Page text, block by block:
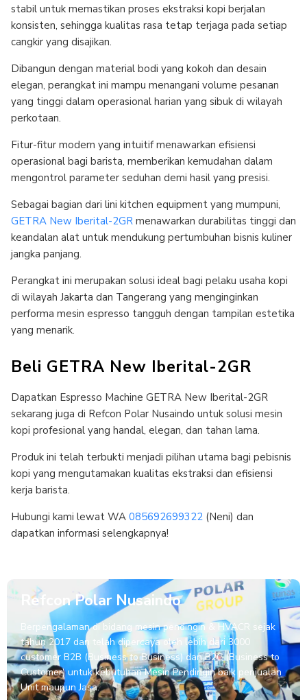
stabil untuk memastikan proses ekstraksi kopi berjalan
konsisten, sehingga kualitas rasa tetap terjaga pada setiap
cangkir yang disajikan.
Dibangun dengan material bodi yang kokoh dan desain
elegan, perangkat ini mampu menangani volume pesanan
yang tinggi dalam operasional harian yang sibuk di wilayah
perkotaan.
Fitur-fitur modern yang intuitif menawarkan efisiensi
operasional bagi barista, memberikan kemudahan dalam
mengontrol parameter seduhan demi hasil yang presisi.
Sebagai bagian dari lini kitchen equipment yang mumpuni,
GETRA New Iberital-2GRmenawarkan durabilitas tinggi dan
keandalan alat untuk mendukung pertumbuhan bisnis kuliner
jangka panjang.
Perangkat ini merupakan solusi ideal bagi pelaku usaha kopi
di wilayah Jakarta dan Tangerang yang menginginkan
performa mesin espresso tangguh dengan tampilan estetika
yang menarik.
Beli GETRA New Iberital-2GR
Dapatkan Espresso Machine GETRA New Iberital-2GR
sekarang juga di Refcon Polar Nusaindo untuk solusi mesin
kopi profesional yang handal, elegan, dan tahan lama.
Produk ini telah terbukti menjadi pilihan utama bagi pebisnis
kopi yang mengutamakan kualitas ekstraksi dan efisiensi
kerja barista.
Hubungi kami lewat WA 085692699322(Neni) dan
dapatkan informasi selengkapnya!
Refcon Polar Nusaindo
Berpengalaman di bidang mesin pendingin & HVACR sejak
tahun 2017 dan telah dipercaya oleh lebih dari 3000
customer B2B (Business to Business) dan B2C (Business to
Customer) untuk kebutuhan Mesin Pendingin baik penjualan
Unit maupun Jasa.